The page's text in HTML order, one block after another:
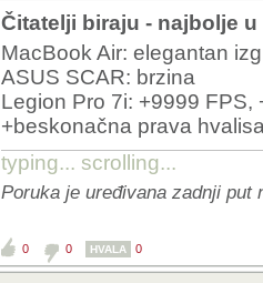
Čitatelji biraju - najbolje
MacBook Air: elegantan
ASUS SCAR: brzina
Legion Pro 7i: +9999
+beskonačna prava
typing... scrolling...
Poruka je uređivana zadnji put
0 0 HVALA 0